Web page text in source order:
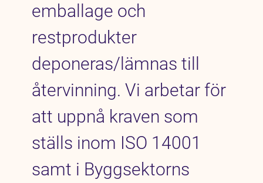
emballage och
restprodukter
deponeras/lämnas till
återvinning. Vi arbetar för
att uppnå kraven som
ställs inom ISO 14001
samt i Byggsektorns